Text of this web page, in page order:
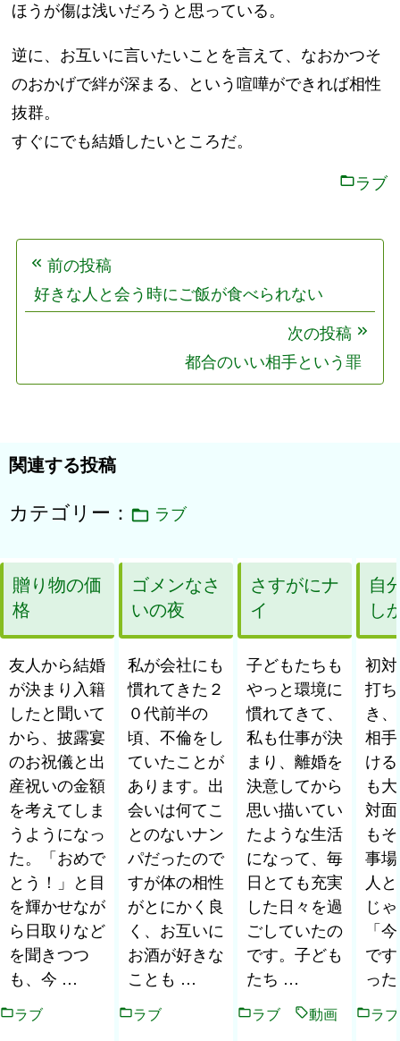
ほうが傷は浅いだろうと思っている。
逆に、お互いに言いたいことを言えて、なおかつそ
のおかげで絆が深まる、という喧嘩ができれば相性
抜群。
すぐにでも結婚したいところだ。
ラブ
投
ナ
ー
ン
前の投稿
好きな人と会う時にご飯が食べられない
次の投稿
都合のいい相手という罪
関連する投稿
カテゴリー： ラブ
贈り物の価
格
友人から結婚
が決まり入籍
したと聞いて
から、披露宴
のお祝儀と出
産祝いの金額
を考えてしま
うようになっ
た。「おめで
とう！」と目
を輝かせなが
ら日取りなど
を聞きつつ
も、今 …
ラブ
ゴメンなさ
いの夜
私が会社にも
慣れてきた２
０代前半の
頃、不倫をし
ていたことが
あります。出
会いは何てこ
とのないナン
パだったので
すが体の相性
がとにかく良
く、お互いに
お酒が好きな
ことも …
ラブ
さすがにナ
イ
子どもたちも
やっと環境に
慣れてきて、
私も仕事が決
まり、離婚を
決意してから
思い描いてい
たような生活
になって、毎
日とても充実
した日々を過
ごしていたの
です。子ども
たち …
ラブ 動画
自
し
初
打
き
相
け
も
対
も
事
人
じ
「
で
っ
ラブ